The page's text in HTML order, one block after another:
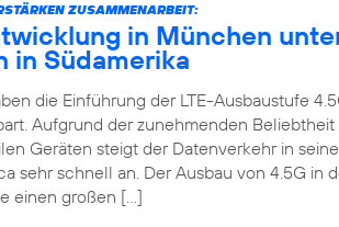
ZUSAMMENARBEIT:
in München
in Südamerika
die Einführung der LTE-Ausbaustufe
Aufgrund der zunehmenden
Geräten steigt der Datenverkehr in
sehr schnell an. Der Ausbau von 4.5G in
einen großen […]